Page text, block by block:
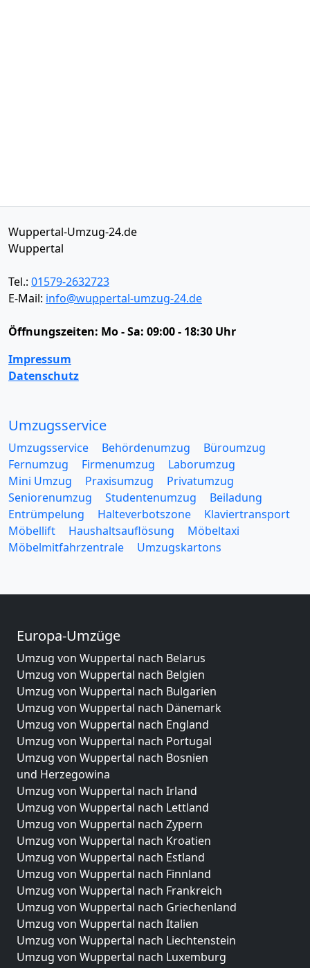
Wuppertal-Umzug-24.de
Wuppertal
Tel.: 01579-2632723
E-Mail: info@wuppertal-umzug-24.de
Öffnungszeiten: Mo - Sa: 09:00 - 18:30 Uhr
Impressum
Datenschutz
Umzugsservice
Umzugsservice Behördenumzug
Büroumzug
Fernumzug
Firmenumzug
Laborumzug
Mini Umzug
Praxisumzug
Privatumzug
Seniorenumzug
Studentenumzug
Beiladung
Entrümpelung
Halteverbotszone
Klaviertransport
Möbellift
Haushaltsauflösung
Möbeltaxi
Möbelmitfahrzentrale
Umzugskartons
Europa-Umzüge
Umzug von Wuppertal nach Belarus
Umzug von Wuppertal nach Belgien
Umzug von Wuppertal nach Bulgarien
Umzug von Wuppertal nach Dänemark
Umzug von Wuppertal nach England
Umzug von Wuppertal nach Portugal
Umzug von Wuppertal nach Bosnien
und Herzegowina
Umzug von Wuppertal nach Irland
Umzug von Wuppertal nach Lettland
Umzug von Wuppertal nach Zypern
Umzug von Wuppertal nach Kroatien
Umzug von Wuppertal nach Estland
Umzug von Wuppertal nach Finnland
Umzug von Wuppertal nach Frankreich
Umzug von Wuppertal nach Griechenland
Umzug von Wuppertal nach Italien
Umzug von Wuppertal nach Liechtenstein
Umzug von Wuppertal nach Luxemburg